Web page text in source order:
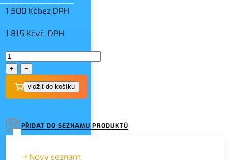
1 500 Kčbez DPH
1 815 Kčvč. DPH
+ −
PŘIDAT DO SEZNAMU PRODUKTŮ
Nový seznam